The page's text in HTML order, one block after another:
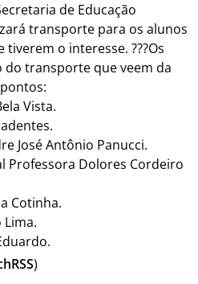
de Educação
transporte para os alunos
o interesse. ???Os
transporte que veem da
Vista.
José Antônio Panucci.
Professora Dolores Cordeiro
Cotinha.
Lima.
)